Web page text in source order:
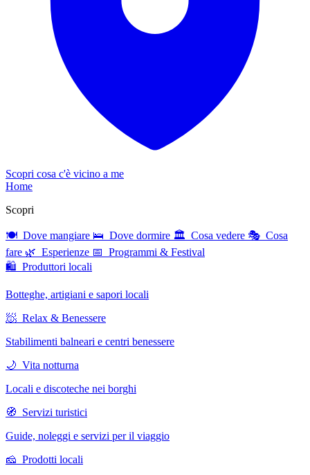
Scopri cosa c'è vicino a me
Home
Scopri
🍽 Dove mangiare 🛌 Dove dormire 🏛 Cosa vedere 🎭 Cosa
fare 🌿 Esperienze 📅 Programmi & Festival
🛍 Produttori locali
Botteghe, artigiani e sapori locali
🧖 Relax & Benessere
Stabilimenti balneari e centri benessere
🌙 Vita notturna
Locali e discoteche nei borghi
🧭 Servizi turistici
Guide, noleggi e servizi per il viaggio
🧀 Prodotti locali